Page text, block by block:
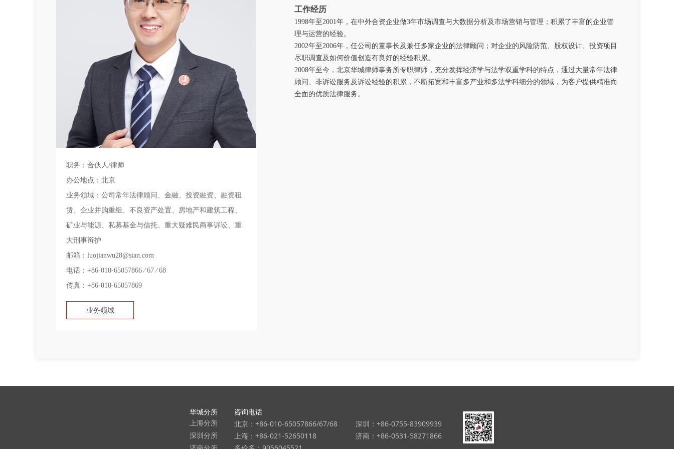
工作经历
1998年至2001年，在中外合资企业做3年市场调查与大数据分析及市场营销与管理；积累了丰富的企业管
理与运营的经验。
2002年至2006年，任公司的董事长及兼任多家企业的法律顾问；对企业的风险防范、股权设计、投资项目
尽职调查及如何价值创造有良好的经验积累。
2008年至今，北京华城律师事务所专职律师，充分发挥经济学与法学双重学科的特点，通过大量常年法律
顾问、非诉讼服务及诉讼经验的积累，不断拓宽和丰富多产业和多法学科细分的领域，为客户提供精准而
全面的优质法律服务。
职务：合伙人/律师
办公地点：北京
业务领域：公司常年法律顾问、金融、投资融资、融资租
赁、企业并购重组、不良资产处置、房地产和建筑工程、
矿业与能源、私募基金与信托、重大疑难民商事诉讼、重
大刑事辩护
邮箱：luojianwu28@sian.com
电话：+86-010-65057866 ∕ 67 ∕ 68
传真：+86-010-65057869
业务领域
咨询电话
北京：+86-010-65057866/67/68
上海：+86-021-52650118
深圳：+86-0755-83909939
济南：+86-0531-58271866
华城分所
上海分所
深圳分所